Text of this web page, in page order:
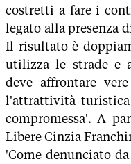
costretti a fare i
legato alla presenza
Il risultato è
utilizza le strade e
deve affrontare
l'attrattività turistica
compromessa'. A
Libere Cinzia
'Come denunciato